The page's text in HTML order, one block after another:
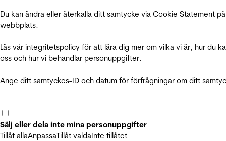
Du kan ändra eller återkalla ditt samtycke via Cookie Statement
webbplats.
Läs vår integritetspolicy för att lära dig mer om vilka vi är, hur du
oss och hur vi behandlar personuppgifter.
Ange ditt samtyckes-ID och datum för förfrågningar om ditt
Sälj eller dela inte mina personuppgifter
Tillåt allaAnpassaTillåt valdaInte tillåtet